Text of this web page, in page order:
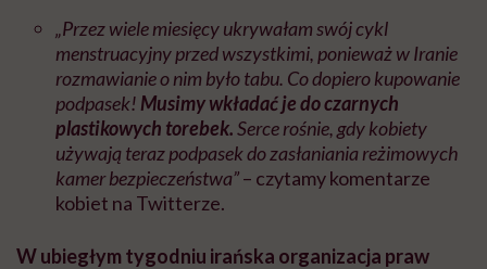
„Przez wiele miesięcy ukrywałam swój cykl
menstruacyjny przed wszystkimi, ponieważ w Iranie
rozmawianie o nim było tabu. Co dopiero kupowanie
podpasek! Musimy wkładać je do czarnych
plastikowych torebek.Serce rośnie, gdy kobiety
używają teraz podpasek do zasłaniania reżimowych
kamer bezpieczeństwa”– czytamy komentarze
kobiet na Twitterze.
W ubiegłym tygodniu irańska organizacja praw